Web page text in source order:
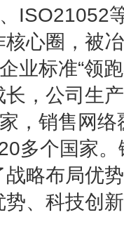
ISO21052
心圈，被
业标准“领
，公司生
，销售网
多个国家
略布局优
、科技创